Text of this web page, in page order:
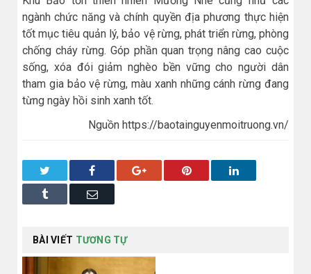
ngành chức năng và chính quyền địa phương thực hiện
tốt mục tiêu quản lý, bảo vệ rừng, phát triển rừng, phòng
chống cháy rừng. Góp phần quan trọng nâng cao cuộc
sống, xóa đói giảm nghèo bền vững cho người dân
tham gia bảo vệ rừng, màu xanh những cánh rừng đang
từng ngày hồi sinh xanh tốt.
Nguồn https://baotainguyenmoitruong.vn/
Facebook Google+ Pinterest LinkedIn
Tumblr Email
BÀI VIẾT TƯƠNG TỰ